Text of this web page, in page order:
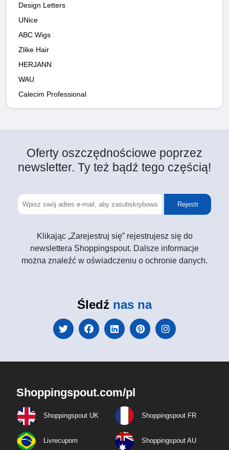
Design Letters
UNice
ABC Wigs
Zlike Hair
HERJANN
WAU
Calecim Professional
Oferty oszczędnościowe poprzez
newsletter. Ty też bądź tego częścią!
Rejestr
Klikając „Zarejestruj się” rejestrujesz się do
newslettera Shoppingspout. Dalsze informacje
można znaleźć w oświadczeniu o ochronie danych.
Śledź nas na
Shoppingspout.com/pl
Shoppingspout UK Shoppingspout FR
Livrecupom Shoppingspout AU